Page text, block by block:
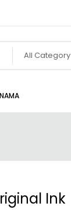
All Category
Ink